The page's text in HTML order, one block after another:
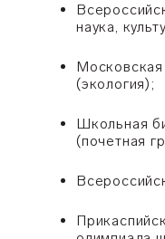
наука,
(экология);
Школьная
(почетная